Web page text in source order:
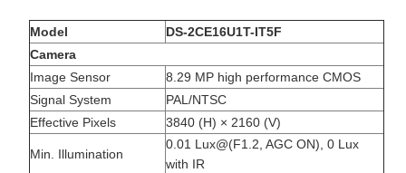
Model
DS-2CE16U1T-IT5F
Camera
Image Sensor
8.29 MP high performance CMOS
Signal System
PAL/NTSC
Effective Pixels
3840 (H) × 2160 (V)
Min. Illumination
0.01 Lux@(F1.2, AGC ON), 0 Lux
with IR